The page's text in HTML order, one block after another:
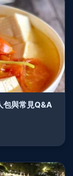
包與常見Q&A